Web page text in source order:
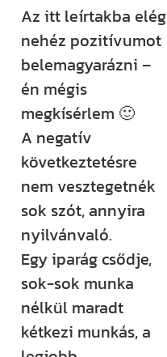
Az itt leírtakba elég
nehéz pozitívumot
belemagyarázni –
én mégis
megkísérlem 🙂
A negatív
következtetésre
nem vesztegetnék
sok szót, annyira
nyilvánvaló.
Egy iparág csődje,
sok-sok munka
nélkül maradt
kétkezi munkás, a